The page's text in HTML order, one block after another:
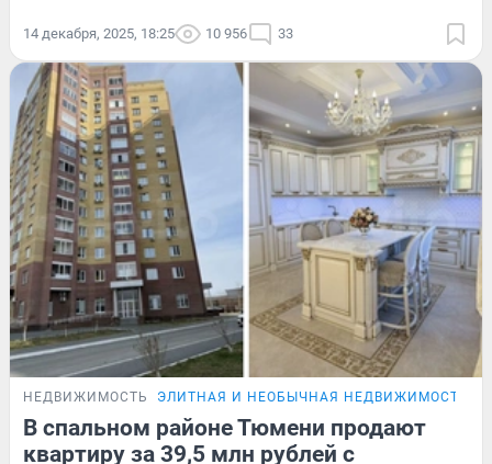
14 декабря, 2025, 18:25 10 956 33
НЕДВИЖИМОСТЬ ЭЛИТНАЯ И НЕОБЫЧНАЯ НЕДВИЖИМОСТЬ
В спальном районе Тюмени продают
квартиру за 39,5 млн рублей с